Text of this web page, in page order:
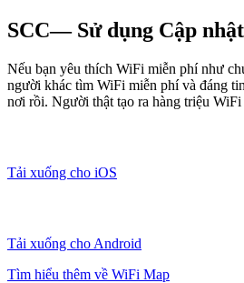
SCC— Sử dụng Cập
Nếu bạn yêu thích WiFi miễn phí như
người khác tìm WiFi miễn phí và đáng
nơi rồi. Người thật tạo ra hàng triệu
Tải xuống cho iOS
Tải xuống cho Android
Tìm hiểu thêm về WiFi Map